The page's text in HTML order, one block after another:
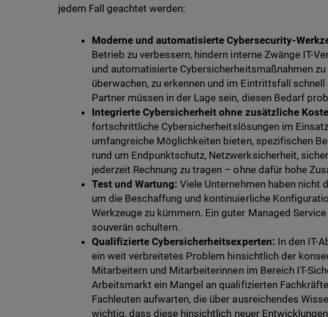
jedem Fall geachtet werden:
Moderne und automatisierte Cybersecurity-
Betrieb zu verbessern, hindern interne Zwänge IT-
und automatisierte Cybersicherheitsmaßnahmen
überwachen, zu erkennen und im Eintrittsfall
Partner müssen in der Lage sein, diesen Bedarf
Integrierte Cybersicherheit ohne zusätzliche
fortschrittliche Cybersicherheitslösungen im
umfangreiche Möglichkeiten bieten, spezifischen
rund um Endpunktschutz, Netzwerksicherheit,
jederzeit Rechnung zu tragen – ohne dafür hohe
Test und Wartung: Viele Unternehmen haben nicht
um die Beschaffung und kontinuierliche
Werkzeuge zu kümmern. Ein guter Managed
souverän schultern.
Qualifizierte Cybersicherheitsexperten: In den IT-
ein weit verbreitetes Problem hinsichtlich der
Mitarbeitern und Mitarbeiterinnen im Bereich IT-
Arbeitsmarkt ein Mangel an qualifizierten
Fachleuten aufwarten, die über ausreichendes
wichtig, dass diese hinsichtlich neuer